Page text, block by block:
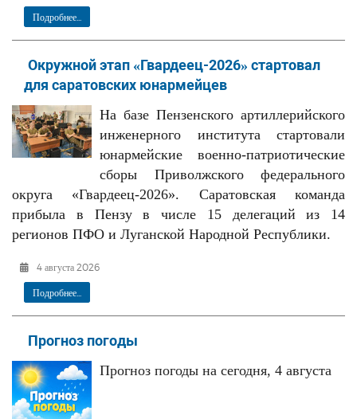
Подробнее...
Окружной этап «Гвардеец-2026» стартовал
для саратовских юнармейцев
На базе Пензенского артиллерийского
инженерного института стартовали
юнармейские военно-патриотические
сборы Приволжского федерального
округа «Гвардеец-2026». Саратовская команда
прибыла в Пензу в числе 15 делегаций из 14
регионов ПФО и Луганской Народной Республики.
4 августа 2026
Подробнее...
Прогноз погоды
Прогноз погоды на сегодня, 4 августа